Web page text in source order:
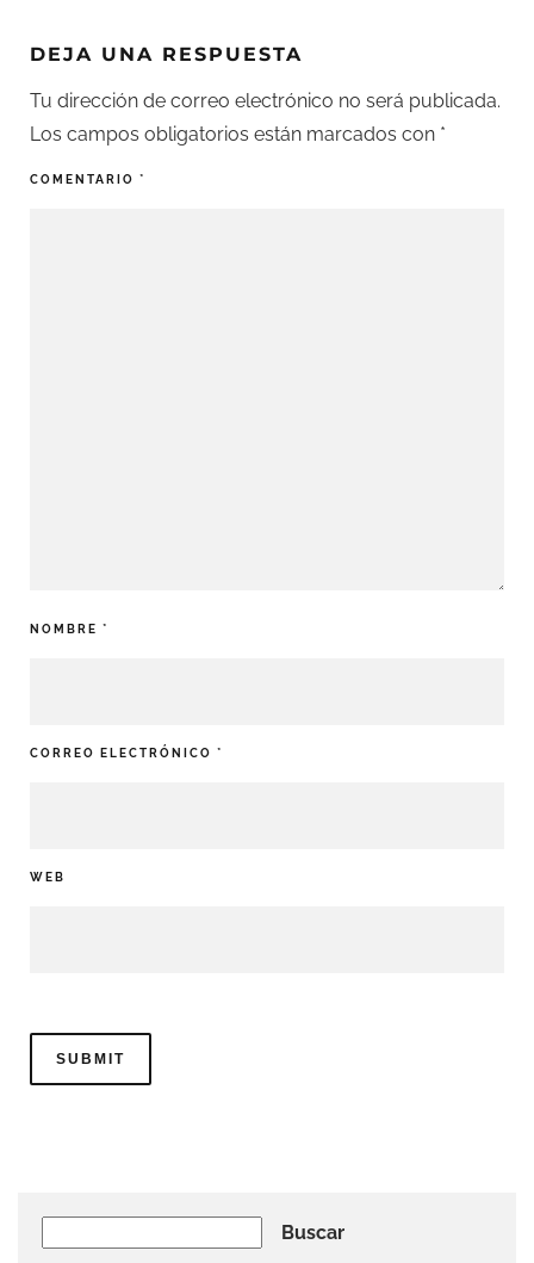
DEJA UNA RESPUESTA
Tu dirección de correo electrónico no será publicada.
Los campos obligatorios están marcados con *
COMENTARIO *
NOMBRE *
CORREO ELECTRÓNICO *
WEB
Buscar